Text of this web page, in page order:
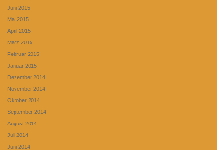
Juni 2015
Mai 2015
April 2015
März 2015
Februar 2015
Januar 2015
Dezember 2014
November 2014
Oktober 2014
September 2014
August 2014
Juli 2014
Juni 2014